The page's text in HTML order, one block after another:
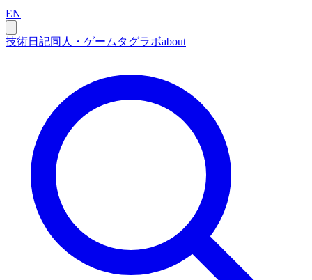
EN
技術日記同人・ゲーム タグラボabout